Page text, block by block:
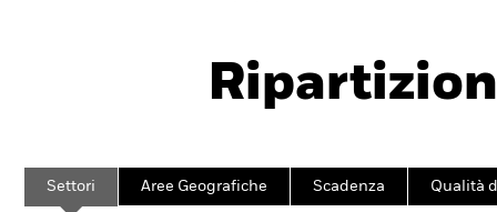
Settori Aree Geografiche Scadenza Qualità